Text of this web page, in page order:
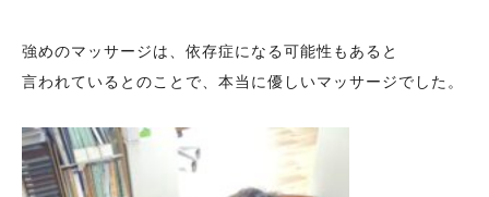
強めのマッサージは、依存症になる可能性もあると
言われているとのことで、本当に優しいマッサージでした。